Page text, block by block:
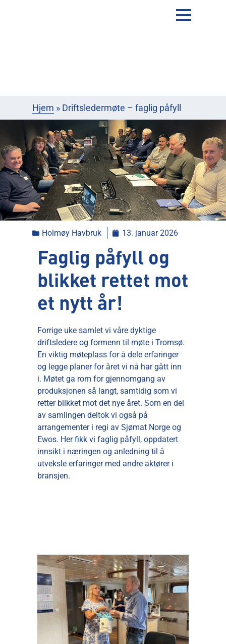
Hjem » Driftsledermøte – faglig påfyll
Holmøy Havbruk 13. januar 2026
Faglig påfyll og
blikket rettet mot
et nytt år!
Forrige uke samlet vi våre dyktige
driftsledere og formenn til møte i Tromsø.
En viktig møteplass for å dele erfaringer
og legge planer for året vi nå har gått inn
i. Møtet ga rom for gjennomgang av
produksjonen så langt, samtidig som vi
retter blikket mot det nye året. Som en del
av samlingen deltok vi også på
arrangementer i regi av Sjømat Norge og
Ewos. Her fikk vi faglig påfyll, oppdatert
innsikt i næringen og anledning til å
utveksle erfaringer med andre aktører i
bransjen.